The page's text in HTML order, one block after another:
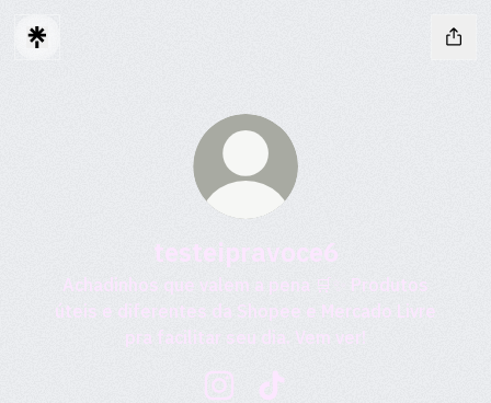
testeipravoce6
Achadinhos que valem a pena 🛒✨ Produtos
úteis e diferentes da Shopee e Mercado Livre
pra facilitar seu dia. Vem ver!